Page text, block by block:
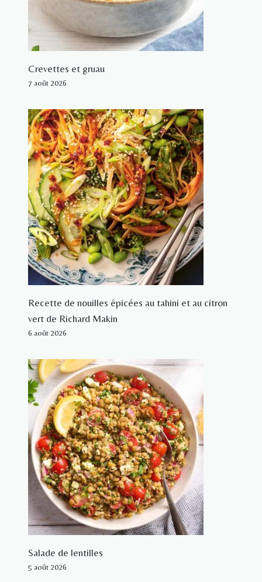
Crevettes et gruau
7 août 2026
Recette de nouilles épicées au tahini et au citron
vert de Richard Makin
6 août 2026
Salade de lentilles
5 août 2026